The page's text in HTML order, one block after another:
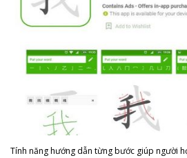
Tính năng hướng dẫn từng bước giúp người